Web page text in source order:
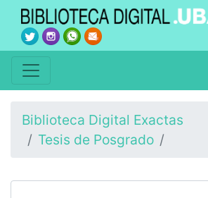
Biblioteca Digital Exactas
Tesis de Posgrado